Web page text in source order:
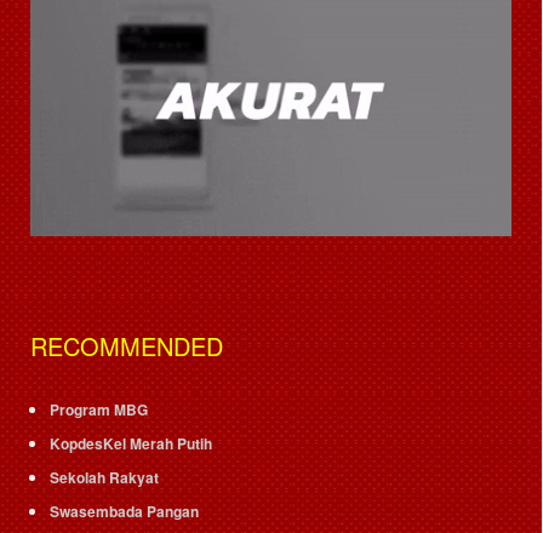
RECOMMENDED
Program MBG
KopdesKel Merah Putih
Sekolah Rakyat
Swasembada Pangan